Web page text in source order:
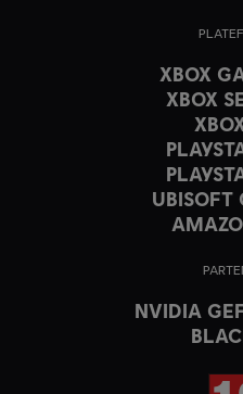
XBOX
XBOX
UBISOFT
NVIDIA